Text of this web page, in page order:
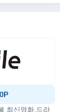
최신영화,드라